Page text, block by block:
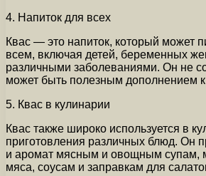
4. Напиток для всех
Квас — это напиток, который может
всем, включая детей, беременных
различными заболеваниями. Он не
может быть полезным дополнением
5. Квас в кулинарии
Квас также широко используется в
приготовления различных блюд. Он
и аромат мясным и овощным супам,
мяса, соусам и заправкам для